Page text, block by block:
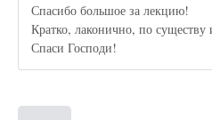
Спасибо большое за лекцию!
Кратко, лаконично, по
Спаси Господи!